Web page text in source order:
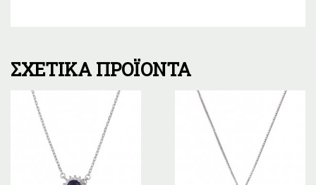
ΣΧΕΤΙΚΆ ΠΡΟΪΌΝΤΑ